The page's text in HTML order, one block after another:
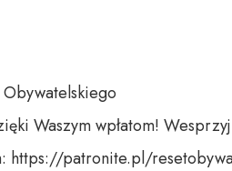
Waszym wpłatom!
https://patronite.pl/